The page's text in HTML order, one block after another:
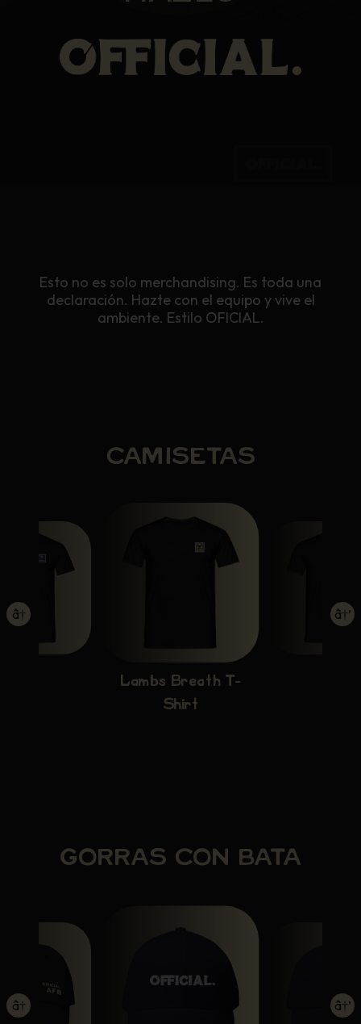
Esto no es solo merchandising. Es toda una
declaración. Hazte con el equipo y vive el
ambiente. Estilo OFICIAL.
CAMISETAS
â† â†’
Lambs Breath T-
Shirt
GORRAS CON BATA
â† â†’